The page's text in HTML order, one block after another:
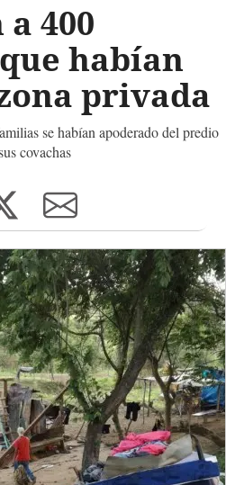
400
habían
privada
se habían apoderado del predio
covachas